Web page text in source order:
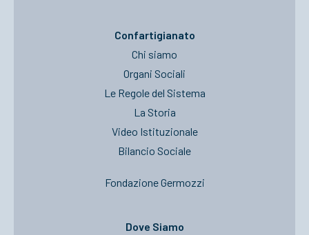
Confartigianato
Chi siamo
Organi Sociali
Le Regole del Sistema
La Storia
Video Istituzionale
Bilancio Sociale
Fondazione Germozzi
Dove Siamo